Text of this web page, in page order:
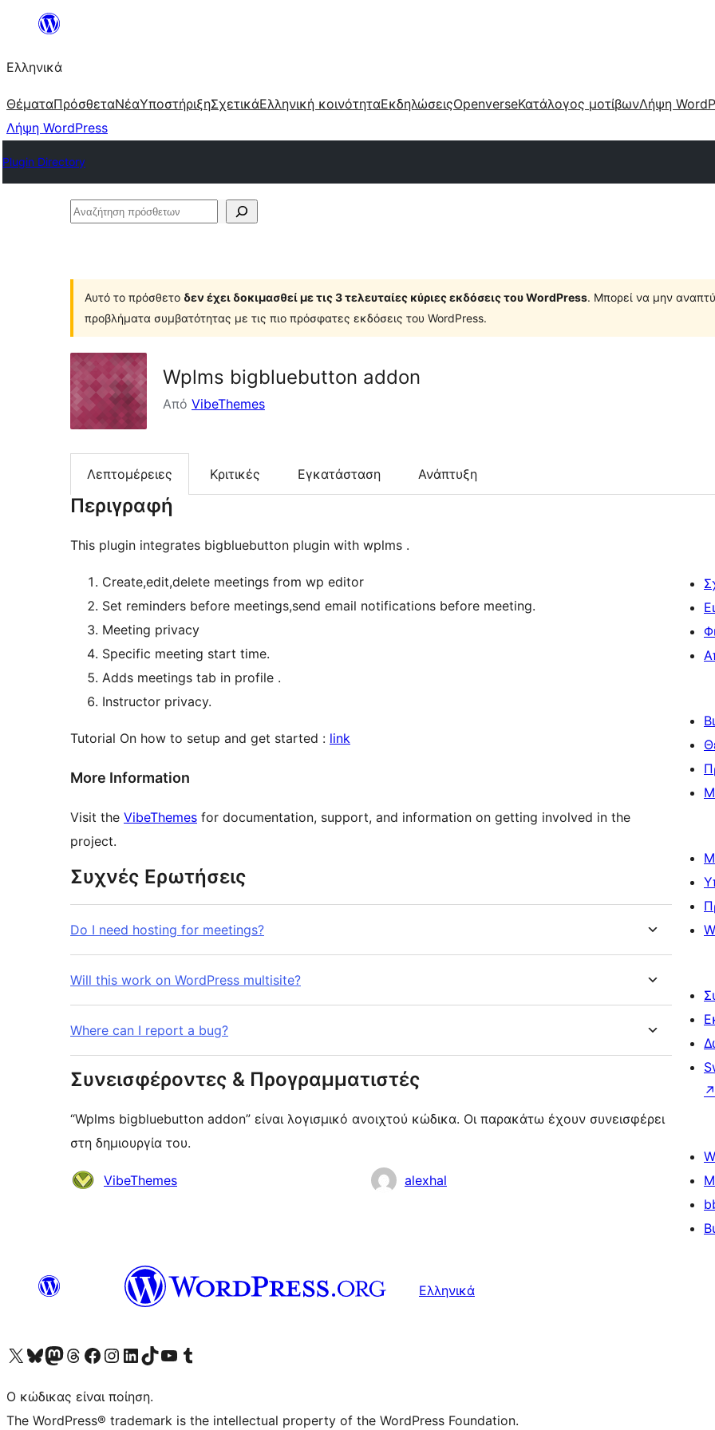
Μετάβαση
περιεχόμενο
Ελληνικά
ΘέματαΠρόσθεταΝέαΥποστήριξηΣχετικάΕλληνική κοινότηταΕκδηλώσειςOpenverseΚατάλογος μοτίβωνΛήψη
Λήψη WordPress
Plugin Directory
Αναζήτηση
Αυτό το πρόσθετο δεν έχει δοκιμασθεί με τις 3 τελευταίες κύριες εκδόσεις του WordPress. Μπορεί να μην
προβλήματα συμβατότητας με τις πιο πρόσφατες εκδόσεις του WordPress.
Wplms bigbluebutton addon
Από VibeThemes
Λεπτομέρειες Κριτικές Εγκατάσταση Ανάπτυξη
Περιγραφή
This plugin integrates bigbluebutton plugin with wplms .
Create,edit,delete meetings from wp editor
Set reminders before meetings,send email notifications before meeting.
Meeting privacy
Specific meeting start time.
Adds meetings tab in profile .
Instructor privacy.
Tutorial On how to setup and get started : link
More Information
Visit the VibeThemes for documentation, support, and information on getting involved in the
project.
Συχνές Ερωτήσεις
Do I need hosting for meetings?
Will this work on WordPress multisite?
Where can I report a bug?
Συνεισφέροντες & Προγραμματιστές
“Wplms bigbluebutton addon” είναι λογισμικό ανοιχτού κώδικα. Οι παρακάτω έχουν συνεισφέρει
στη δημιουργία του.
Συντελεστές
VibeThemes alexhal
↗
Ελληνικά
Visit our X (formerly Twitter) account
Visit our Bluesky account
Επισκεφθείτε τον λογαριασμό μας στο Mastodon
Visit our Threads account
Επισκεφτείτε τη σελίδα μας στο Facebook
Επισκεφθείτε τον λογαριασμό μας Instagram
Επισκεφθείτε τον λογαριασμό μας LinkedIn
Visit our TikTok account
Visit our YouTube channel
Visit our Tumblr account
Ο κώδικας είναι ποίηση.
The WordPress® trademark is the intellectual property of the WordPress Foundation.